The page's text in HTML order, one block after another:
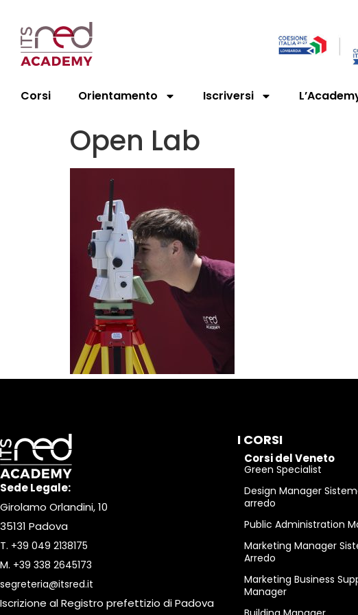
Corsi Orientamento Iscriversi
Open Lab
Sede Legale:
Girolamo Orlandini, 10
35131 Padova
T. +39 049 2138175
M. +39 338 2645173
segreteria@itsred.it
Iscrizione al Registro prefettizio di Padova
I CORSI
Corsi del Veneto
Green Specialist
Design Manager
arredo
Public Administration
Marketing Manager
Arredo
Marketing Business
Manager